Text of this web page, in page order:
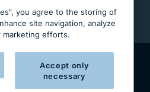
J&B Maskinteknik AB
you agree to the storing of
site navigation, analyze
marketing efforts.
Accept only
necessary